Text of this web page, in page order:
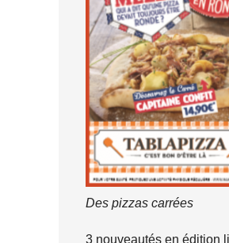
Des pizzas carrées
3 nouveautés en édition